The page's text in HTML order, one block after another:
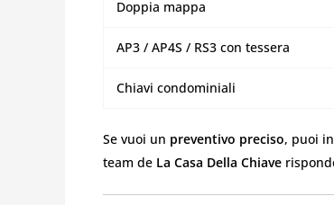
Doppia mappa
AP3 / AP4S / RS3 con tessera
Chiavi condominiali
Se vuoi un preventivo preciso, puoi
team de La Casa Della Chiave